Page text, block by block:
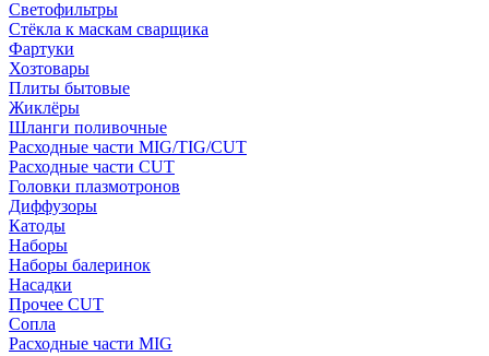
Светофильтры
Стёкла к маскам сварщика
Фартуки
Хозтовары
Плиты бытовые
Жиклёры
Шланги поливочные
Расходные части MIG/TIG/CUT
Расходные части CUT
Головки плазмотронов
Диффузоры
Катоды
Наборы
Наборы балеринок
Насадки
Прочее CUT
Сопла
Расходные части MIG